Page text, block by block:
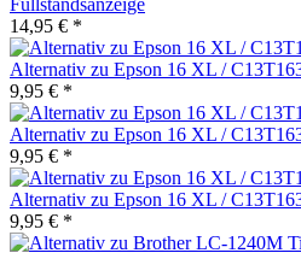
Füllstandsanzeige
14,95 € *
Alternativ zu Epson 16 XL /
9,95 € *
Alternativ zu Epson 16 XL /
9,95 € *
Alternativ zu Epson 16 XL /
9,95 € *